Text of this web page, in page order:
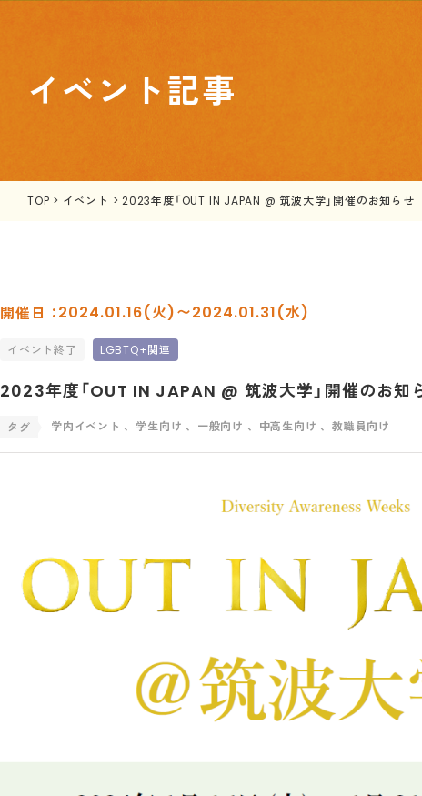
イベント記事
TOP > イベント >2023年度「OUT IN JAPAN @ 筑波大学」開催のお知らせ
2024.01.16(火)〜2024.01.31(水)
イベント終了 LGBTQ+関連
2023年度「OUT IN JAPAN @ 筑波大学」開催のお知
学内イベント 、学生向け 、一般向け 、中高生向け 、教職員向け